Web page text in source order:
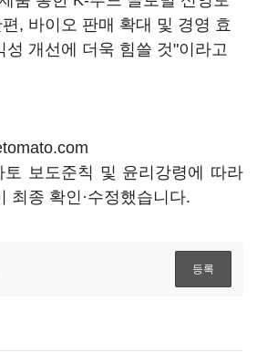
, 바이오 판매 확대 및 경영 효
성 개선에 더욱 힘쓸 것"이라고
토 보도준칙 및 윤리강령에 따라
최종 확인·수정했습니다.